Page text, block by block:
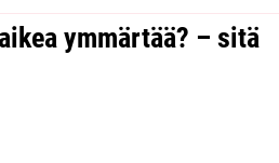
ymmärtää? – sitä